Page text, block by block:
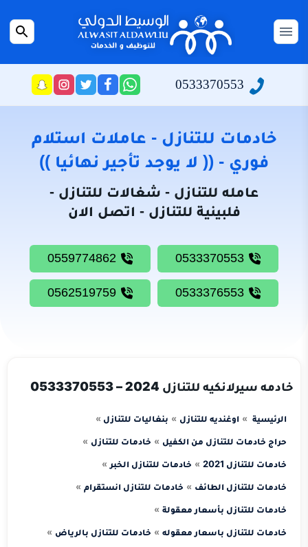
المحتوىالقائمة
الرئيسية
سياسة
من
نحن
خادمات
للتنازل
شغالات
للتنازل
بحث
0533370553
راسلنا
عبر
تابعنا
على
فيسبوك
تابعنا
على
تويتر
تابعنا
على
انستجرام
خادمات للتنازل - عاملات استلام
فوري - (( لا يوجد تأجير نهائيا ))
عامله للتنازل - شغالات للتنازل -
فلبينية للتنازل - اتصل الان
خادمه سيرلانكيه للتنازل 2024 – 0533370553
الرئيسية اوغنديه للتنازل بنغاليات للتنازل
حراج خادمات للتنازل من الكفيل خادمات للتنازل
خادمات للتنازل 2021 خادمات للتنازل الخبر
خادمات للتنازل الطائف خادمات للتنازل انستقرام
خادمات للتنازل بأسعار معقولة
خادمات للتنازل باسعار معقوله خادمات للتنازل بالرياض